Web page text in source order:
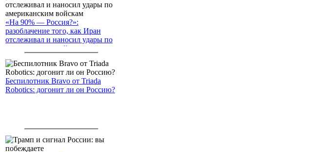
«На 90% — Россия?»:
разоблачение того, как Иран
отслеживал и наносил удары по
американским войскам
Беспилотник Bravo от Triada
Robotics: догонит ли он Россию?